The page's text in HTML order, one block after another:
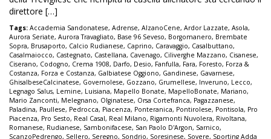
direttore […]
Tags: Accademia Sandonatese, Adrense, AlzanoCene, Ardor Lazzate, Asola,
Aurora Seriate, Aurora Travagliato, Base 96 Seveso, Borgomanero, Brembate
Sopra, Brusaporto, Calcio Rudianese, Caprino, Caravaggio, Casalbuttano,
Casalmaiocco, Castegnato, Castellana, Cavenago, Ciliverghe Mazzano, Cisanese,
Ciserano, Codogno, Crema 1908, Darfo, Desio, Fanfulla, Fara, Foresto, Forza &
Costanza, Forza e Costanza, Galbiatese Oggiono, Gandinese, Gavarnese,
GhisalbeseCalcinatese, Governolese, Gozzano, Grumellese, Inveruno, Lecco,
Legnago Salus, Lemine, Luisiana, Mapello Bonate, MapelloBonate, Mariano,
Mario Zanconti, Melegnano, Olginatese, Orsa Cortefranca, Pagazzanese,
Paladina, Paullese, Pedrocca, Piacenza, Ponteranica, Pontirolese, Pontisola, Pro
Piacenza, Pro Sesto, Real Casal, Real Milano, Rigamonti Nuvolera, Rivoltana,
Romanese, Rudianese, Sambonifacese, San Paolo D'Argon, Sarnico,
ScanzoPedrengo, Sellero, Seregno, Sondrio, Soresinese, Sovere, Sporting Adda